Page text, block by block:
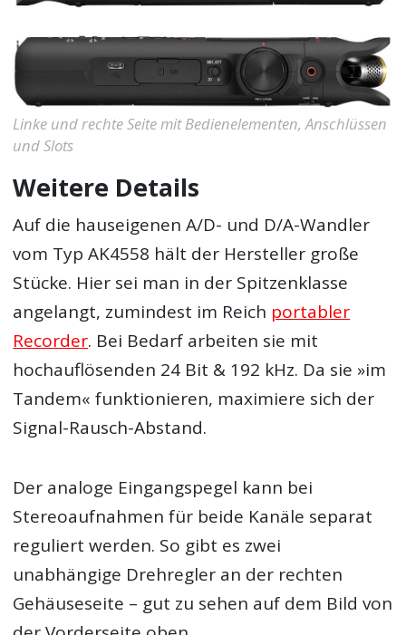
Linke und rechte Seite mit Bedienelementen, Anschlüssen
und Slots
Weitere Details
Auf die hauseigenen A/D- und D/A-Wandler
vom Typ AK4558 hält der Hersteller große
Stücke. Hier sei man in der Spitzenklasse
angelangt, zumindest im Reich portabler
Recorder. Bei Bedarf arbeiten sie mit
hochauflösenden 24 Bit & 192 kHz. Da sie »im
Tandem« funktionieren, maximiere sich der
Signal-Rausch-Abstand.
Der analoge Eingangspegel kann bei
Stereoaufnahmen für beide Kanäle separat
reguliert werden. So gibt es zwei
unabhängige Drehregler an der rechten
Gehäuseseite – gut zu sehen auf dem Bild von